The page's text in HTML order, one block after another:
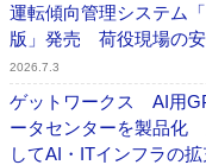
運転傾向管理システム
版」発売 荷役現場の安
2026.7.3
ゲットワークス AI用
ータセンターを製品化
してAI・ITインフラの